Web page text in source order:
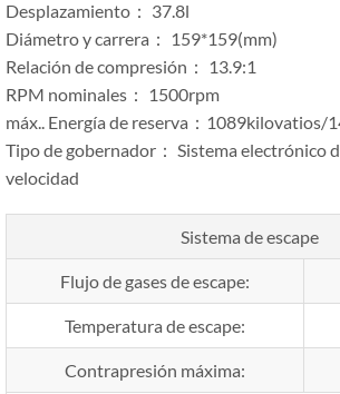
Desplazamiento： 37.8l
Diámetro y carrera： 159*159(mm)
Relación de compresión： 13.9:1
RPM nominales： 1500rpm
máx.. Energía de reserva：1089kilovatios/
Tipo de gobernador： Sistema electrónico
velocidad
Sistema de escape
Flujo de gases de escape:
Temperatura de escape:
Contrapresión máxima: